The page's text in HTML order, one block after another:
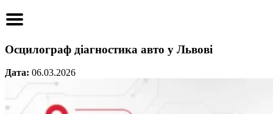
Осцилограф діагностика авто у Львові
Дата: 06.03.2026